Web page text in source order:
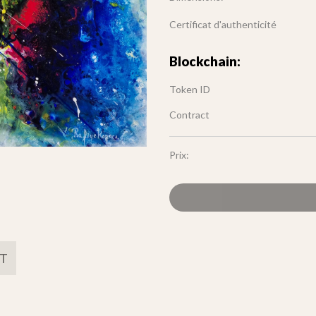
Certificat d'authenticité
Blockchain:
Token ID
Contract
Prix: